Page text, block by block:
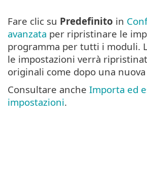
Fare clic su Predefinito in
avanzata per ripristinare le
programma per tutti i moduli.
le impostazioni verrà
originali come dopo una
Consultare anche Importa ed
impostazioni.